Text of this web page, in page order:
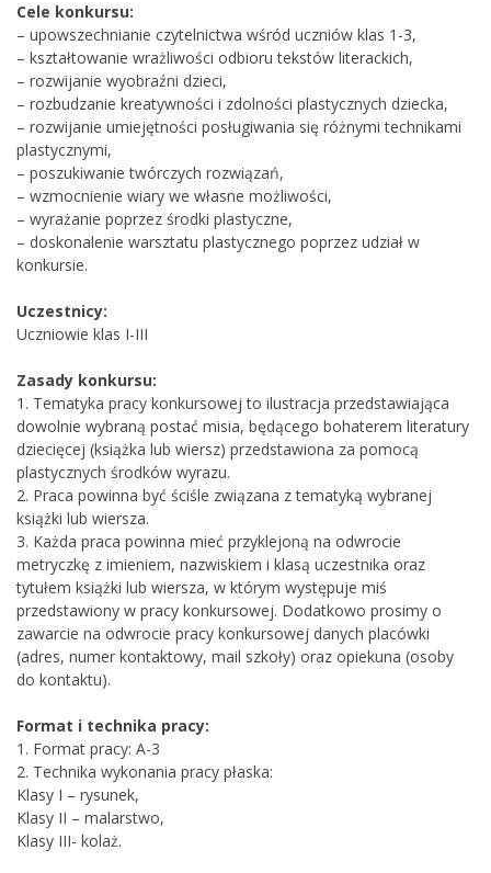
Cele konkursu:
– upowszechnianie czytelnictwa wśród uczniów klas 1-3,
– kształtowanie wrażliwości odbioru tekstów literackich,
– rozwijanie wyobraźni dzieci,
– rozbudzanie kreatywności i zdolności plastycznych dziecka,
– rozwijanie umiejętności posługiwania się różnymi technikami
plastycznymi,
– poszukiwanie twórczych rozwiązań,
– wzmocnienie wiary we własne możliwości,
– wyrażanie poprzez środki plastyczne,
– doskonalenie warsztatu plastycznego poprzez udział w
konkursie.
Uczestnicy:
Uczniowie klas I-III
Zasady konkursu:
1. Tematyka pracy konkursowej to ilustracja przedstawiająca
dowolnie wybraną postać misia, będącego bohaterem literatury
dziecięcej (książka lub wiersz) przedstawiona za pomocą
plastycznych środków wyrazu.
2. Praca powinna być ściśle związana z tematyką wybranej
książki lub wiersza.
3. Każda praca powinna mieć przyklejoną na odwrocie
metryczkę z imieniem, nazwiskiem i klasą uczestnika oraz
tytułem książki lub wiersza, w którym występuje miś
przedstawiony w pracy konkursowej. Dodatkowo prosimy o
zawarcie na odwrocie pracy konkursowej danych placówki
(adres, numer kontaktowy, mail szkoły) oraz opiekuna (osoby
do kontaktu).
Format i technika pracy:
1. Format pracy: A-3
2. Technika wykonania pracy płaska:
Klasy I – rysunek,
Klasy II – malarstwo,
Klasy III- kolaż.